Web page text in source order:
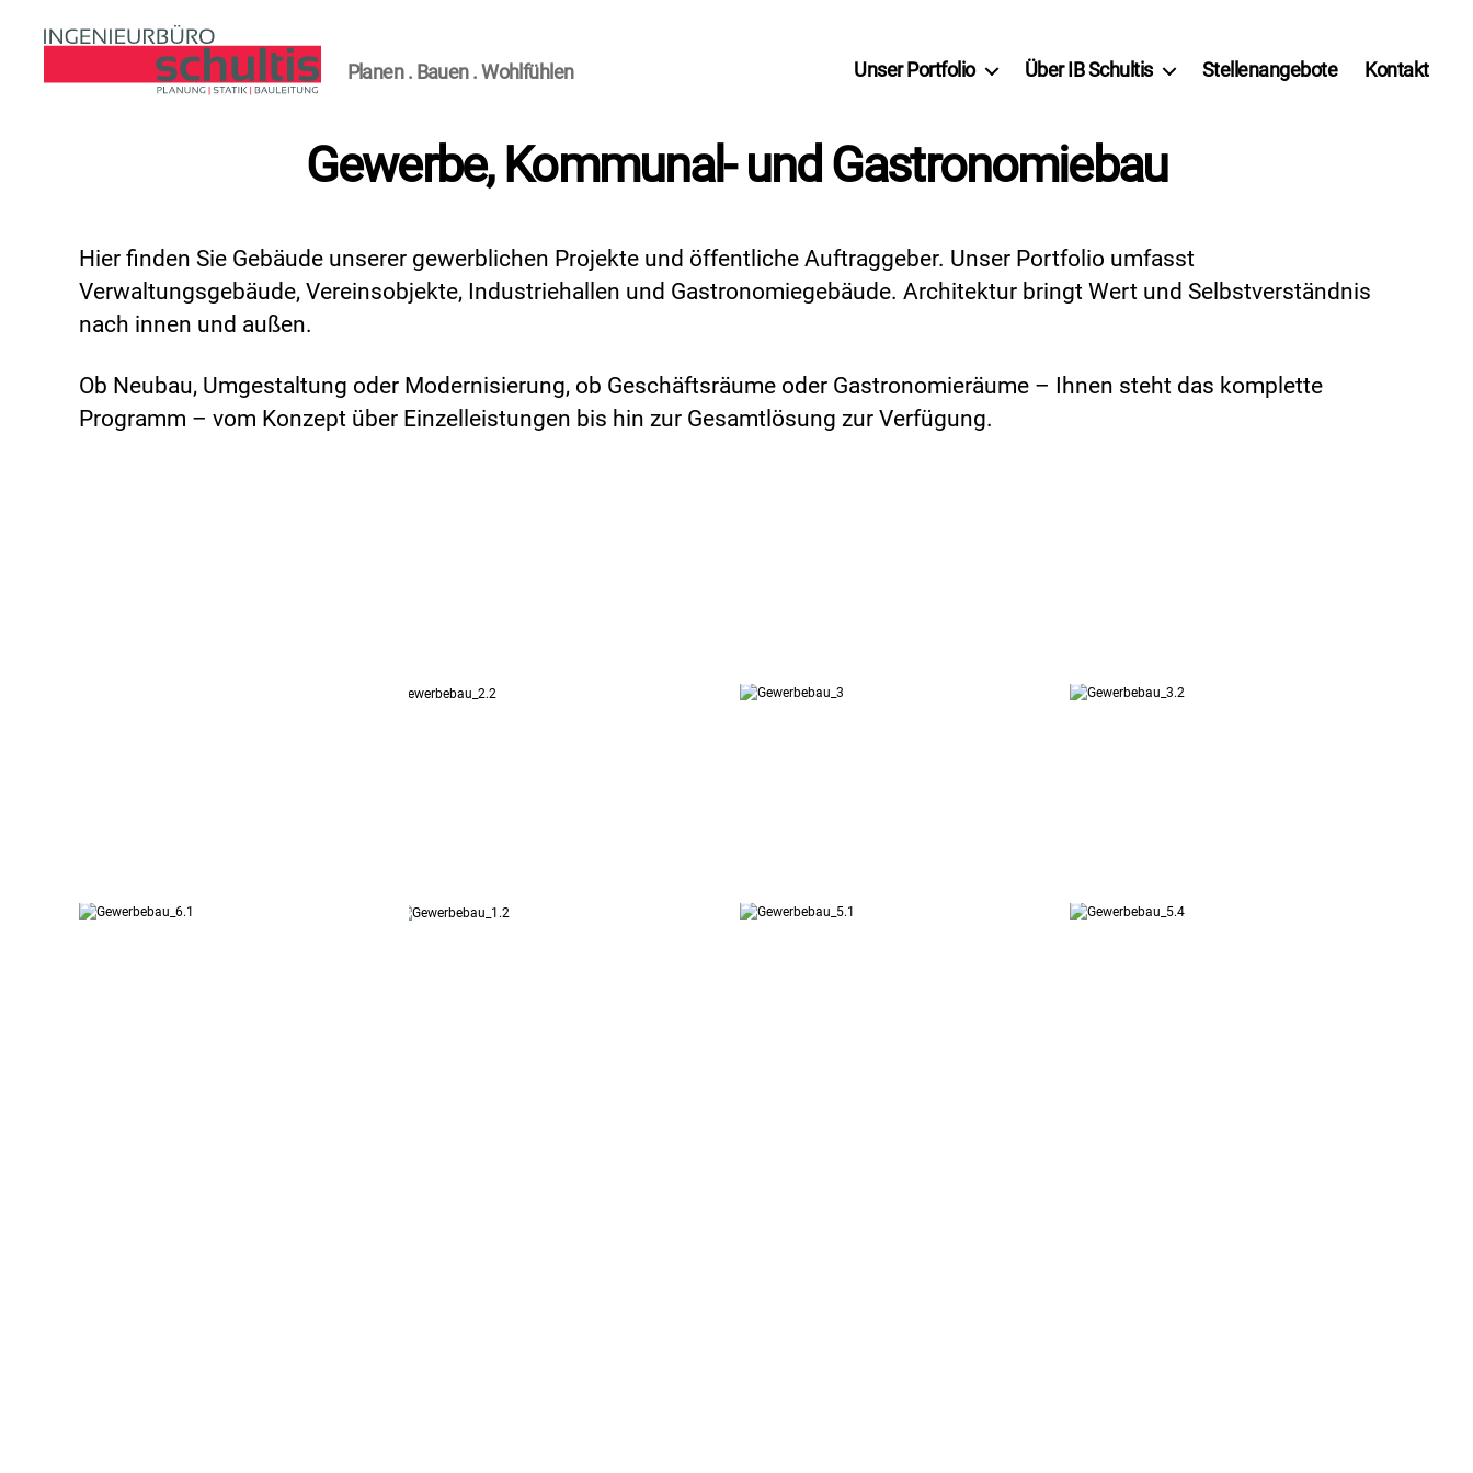
Planen . Bauen . Wohlfühlen Unser Portfolio Über IB Schultis Stellenangebote Kontakt
Gewerbe, Kommunal- und Gastronomiebau
Hier finden Sie Gebäude unserer gewerblichen Projekte und öffentliche Auftraggeber. Unser Portfolio umfasst
Verwaltungsgebäude, Vereinsobjekte, Industriehallen und Gastronomiegebäude. Architektur bringt Wert und Selbstverständnis
nach innen und außen.
Ob Neubau, Umgestaltung oder Modernisierung, ob Geschäftsräume oder Gastronomieräume – Ihnen steht das komplette
Programm – vom Konzept über Einzelleistungen bis hin zur Gesamtlösung zur Verfügung.